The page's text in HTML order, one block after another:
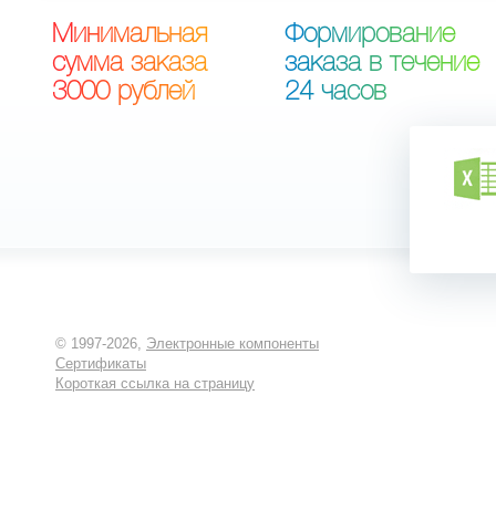
Минимальная
сумма заказа
3000 рублей
Формирование
заказа в течение
24 часов
© 1997-2026, Электронные компоненты
Сертификаты
Короткая ссылка на страницу